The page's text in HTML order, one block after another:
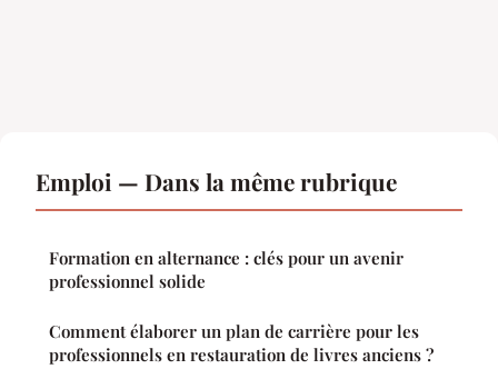
Emploi — Dans la même rubrique
Formation en alternance : clés pour un avenir
professionnel solide
Comment élaborer un plan de carrière pour les
professionnels en restauration de livres anciens ?